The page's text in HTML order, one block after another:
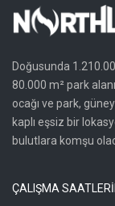
Doğusunda
80.000 m² park
ocağı ve park,
kaplı eşsiz bir
bulutlara komşu
ÇALIŞMA